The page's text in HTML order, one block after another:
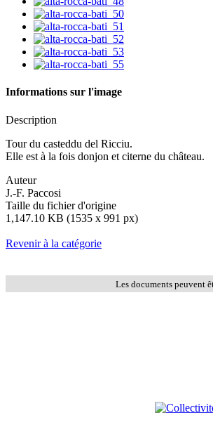
Informations sur l'image
Description
Tour du casteddu del Ricciu.
Elle est à la fois donjon et citerne du château.
Auteur
J.-F. Paccosi
Taille du fichier d'origine
1,147.10 KB (1535 x 991 px)
Revenir à la catégorie
Les documents peuvent